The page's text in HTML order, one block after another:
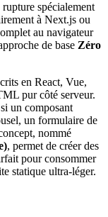
spécialement
à Next.js ou
au navigateur
de base Zéro
en React, Vue,
pur côté serveur.
un composant
un formulaire de
nommé
, permet de créer des
pour consommer
statique ultra-léger.